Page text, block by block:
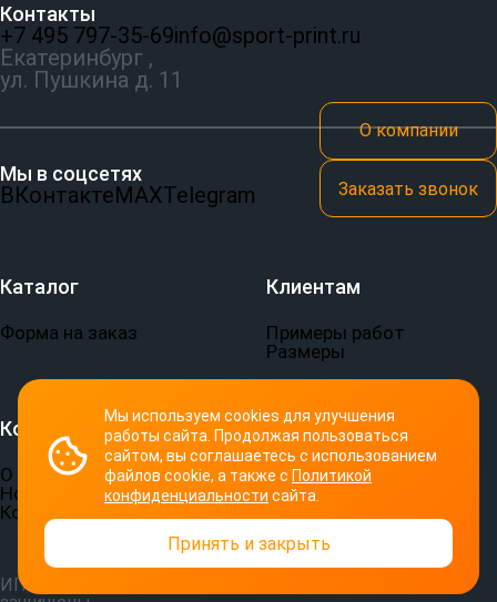
Мы используем cookies для улучшения
работы сайта. Продолжая пользоваться
сайтом, вы соглашаетесь с использованием
файлов cookie, а также с Политикой
конфиденциальности сайта.
Принять и закрыть
Контакты
+7 495 797‑35-69info@sport-print.ru
Екатеринбург ,
ул. Пушкина д. 11
Мы в соцсетях
ВКонтактеMAXTelegram
О компании
Заказать звонок
Каталог
Форма на заказ
Клиентам
Примеры работ
Размеры
Компания
О компании
Новости
Контакты
Документы
Пользовательское
соглашение
конфиденциальности
ИП Семериков П. В.